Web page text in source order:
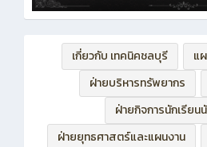
เกี่ยวกับ เทคนิคชลบุรี
แ
ฝ่ายบริหารทรัพยากร
ฝ่ายกิจการนักเรียน
ฝ่ายยุทธศาสตร์และแผนงาน